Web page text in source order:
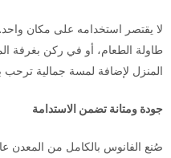
لا يقتصر استخدامه على مكان
طاولة الطعام، أو في ركن بغرفة
المنزل لإضافة لمسة جمالية ترحب
جودة ومتانة تضمن الاستدامة
صُنع الفانوس بالكامل من المعدن